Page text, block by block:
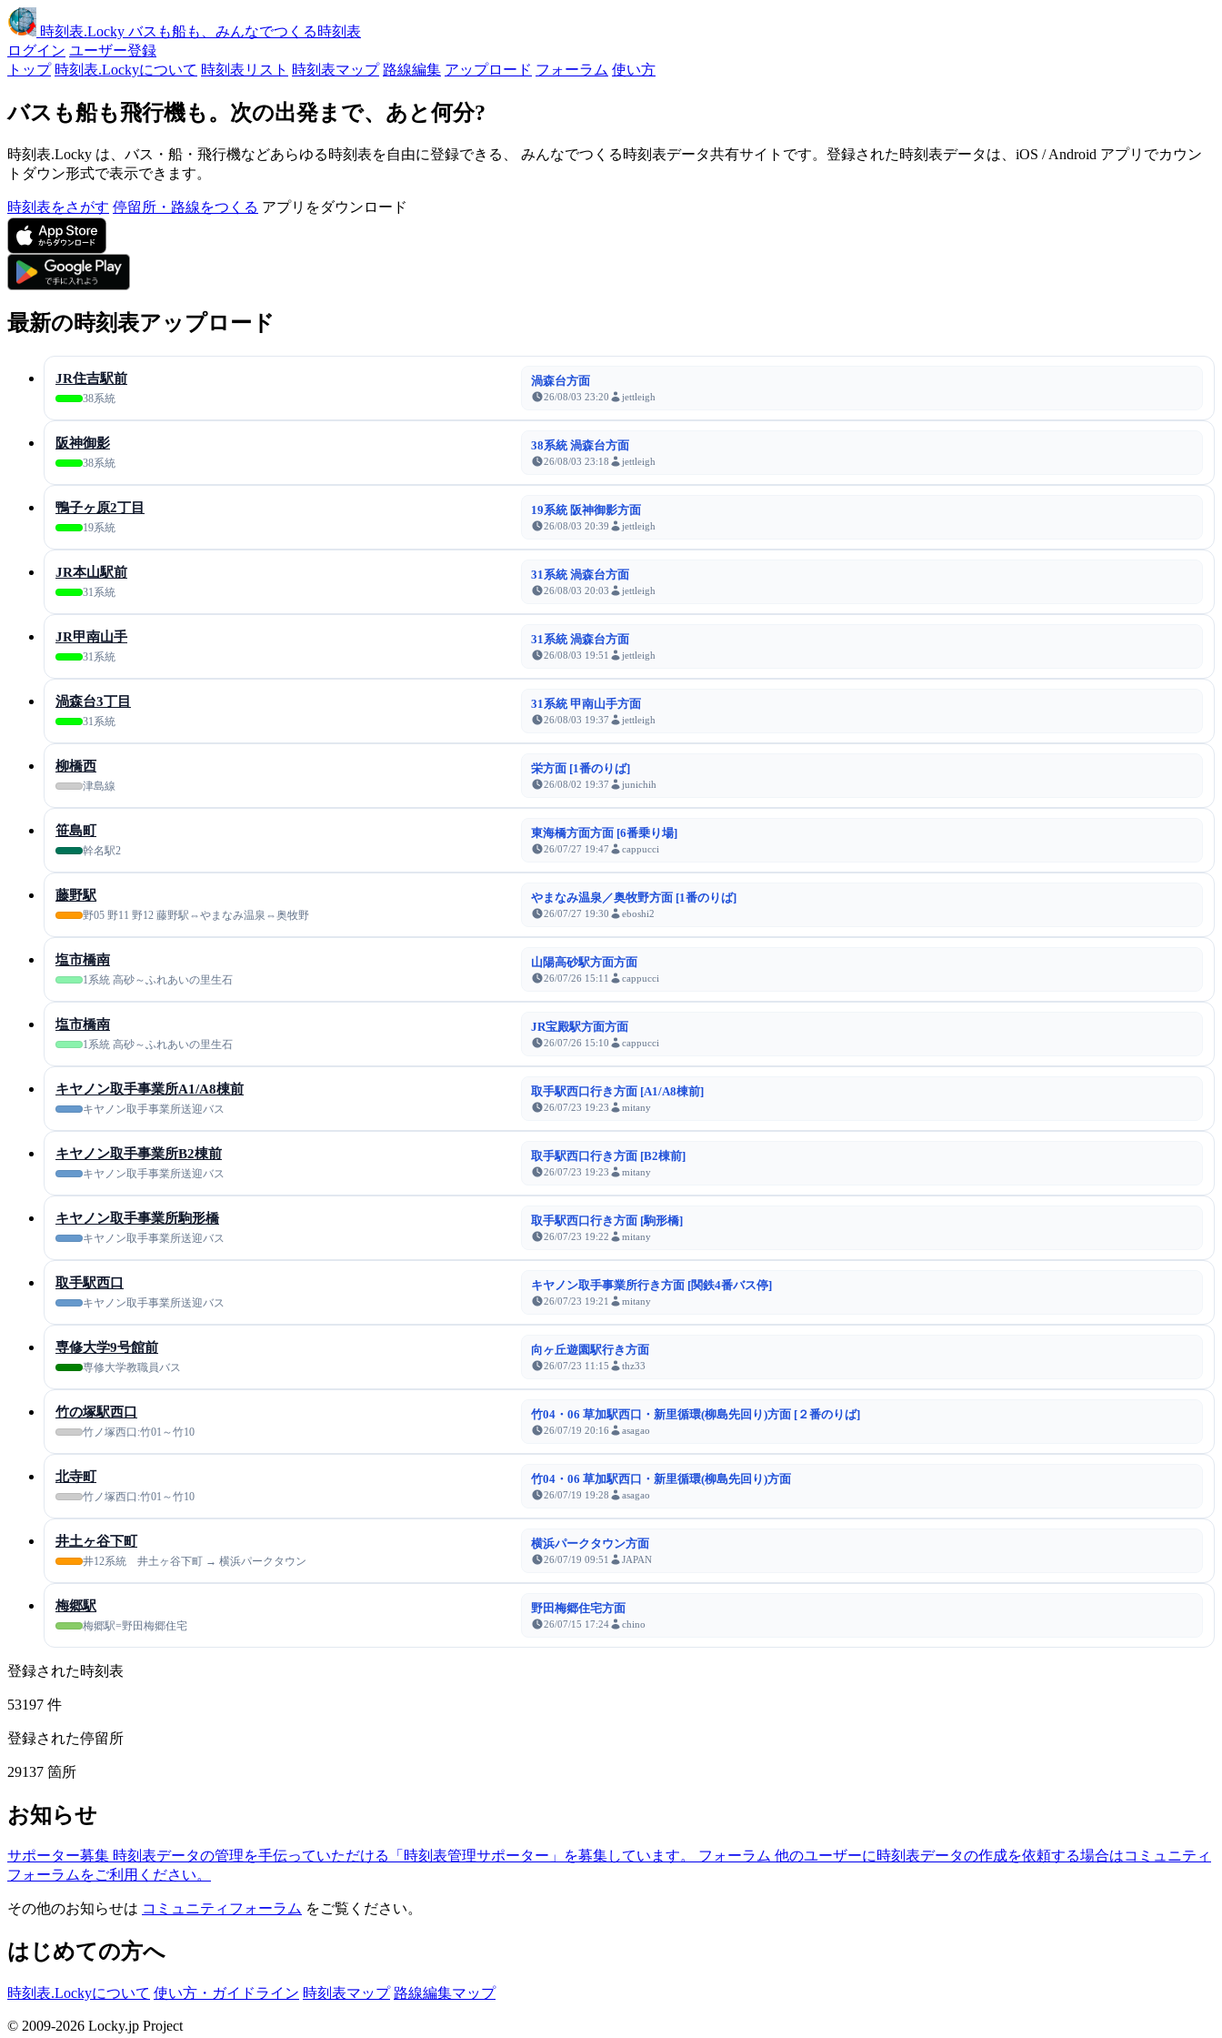
時刻表.Locky バスも船も、みんなでつくる時刻表
ログイン ユーザー登録
トップ 時刻表.Lockyについて 時刻表リスト 時刻表マップ 路線編集 アップロード フォーラム 使い方
バスも船も飛行機も。次の出発まで、あと何分?
時刻表.Locky は、バス・船・飛行機などあらゆる時刻表を自由に登録できる、 みんなでつくる時刻表データ共有サイトです。登録された時刻表データは、iOS / Android アプリでカウン
トダウン形式で表示できます。
時刻表をさがす 停留所・路線をつくる アプリをダウンロード
最新の時刻表アップロード
JR住吉駅前
38系統
渦森台方面
26/08/03 23:20 jettleigh
阪神御影
38系統
38系統 渦森台方面
26/08/03 23:18 jettleigh
鴨子ヶ原2丁目
19系統
19系統 阪神御影方面
26/08/03 20:39 jettleigh
JR本山駅前
31系統
31系統 渦森台方面
26/08/03 20:03 jettleigh
JR甲南山手
31系統
31系統 渦森台方面
26/08/03 19:51 jettleigh
渦森台3丁目
31系統
31系統 甲南山手方面
26/08/03 19:37 jettleigh
柳橋西
津島線
栄方面 [1番のりば]
26/08/02 19:37 junichih
笹島町
幹名駅2
東海橋方面方面 [6番乗り場]
26/07/27 19:47 cappucci
藤野駅
野05 野11 野12 藤野駅⇔やまなみ温泉⇔奥牧野
やまなみ温泉／奥牧野方面 [1番のりば]
26/07/27 19:30 eboshi2
塩市橋南
1系統 高砂～ふれあいの里生石
山陽高砂駅方面方面
26/07/26 15:11 cappucci
塩市橋南
1系統 高砂～ふれあいの里生石
JR宝殿駅方面方面
26/07/26 15:10 cappucci
キヤノン取手事業所A1/A8棟前
キヤノン取手事業所送迎バス
取手駅西口行き方面 [A1/A8棟前]
26/07/23 19:23 mitany
キヤノン取手事業所B2棟前
キヤノン取手事業所送迎バス
取手駅西口行き方面 [B2棟前]
26/07/23 19:23 mitany
キヤノン取手事業所駒形橋
キヤノン取手事業所送迎バス
取手駅西口行き方面 [駒形橋]
26/07/23 19:22 mitany
取手駅西口
キヤノン取手事業所送迎バス
キヤノン取手事業所行き方面 [関鉄4番バス停]
26/07/23 19:21 mitany
専修大学9号館前
専修大学教職員バス
向ヶ丘遊園駅行き方面
26/07/23 11:15 thz33
竹の塚駅西口
竹ノ塚西口:竹01～竹10
竹04・06 草加駅西口・新里循環(柳島先回り)方面 [２番のりば]
26/07/19 20:16 asagao
北寺町
竹ノ塚西口:竹01～竹10
竹04・06 草加駅西口・新里循環(柳島先回り)方面
26/07/19 19:28 asagao
井土ヶ谷下町
井12系統 井土ヶ谷下町 → 横浜パークタウン
横浜パークタウン方面
26/07/19 09:51 JAPAN
梅郷駅
梅郷駅=野田梅郷住宅
野田梅郷住宅方面
26/07/15 17:24 chino
登録された時刻表
53197 件
登録された停留所
29137 箇所
お知らせ
サポーター募集 時刻表データの管理を手伝っていただける「時刻表管理サポーター」を募集しています。 フォーラム 他のユーザーに時刻表データの作成を依頼する場合はコミュニティ
フォーラムをご利用ください。
その他のお知らせは コミュニティフォーラム をご覧ください。
はじめての方へ
時刻表.Lockyについて 使い方・ガイドライン 時刻表マップ 路線編集マップ
© 2009-2026 Locky.jp Project